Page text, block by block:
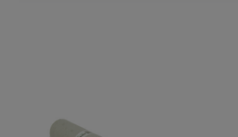
Asennusmenetelmä